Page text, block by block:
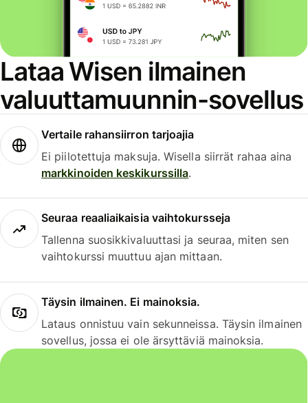
Lataa Wisen ilmainen
valuuttamuunnin-sovellus
Vertaile rahansiirron tarjoajia
Ei piilotettuja maksuja. Wisella siirrät rahaa aina
markkinoiden keskikurssilla.
Seuraa reaaliaikaisia vaihtokursseja
Tallenna suosikkivaluuttasi ja seuraa, miten sen
vaihtokurssi muuttuu ajan mittaan.
Täysin ilmainen. Ei mainoksia.
Lataus onnistuu vain sekunneissa. Täysin ilmainen
sovellus, jossa ei ole ärsyttäviä mainoksia.